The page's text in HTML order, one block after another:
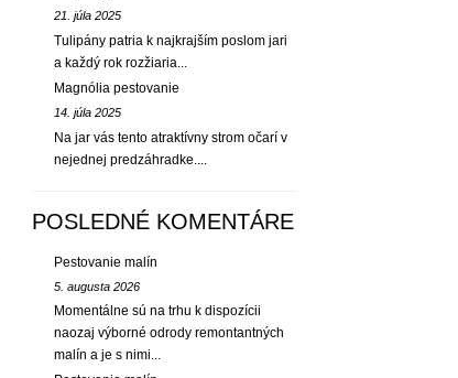
21. júla 2025
Tulipány patria k najkrajším poslom jari
a každý rok rozžiaria...
Magnólia pestovanie
14. júla 2025
Na jar vás tento atraktívny strom očarí v
nejednej predzáhradke....
POSLEDNÉ KOMENTÁRE
Pestovanie malín
5. augusta 2026
Momentálne sú na trhu k dispozícii
naozaj výborné odrody remontantných
malín a je s nimi...